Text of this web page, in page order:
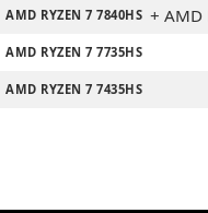
AMD RYZEN 7 7840HS + AMD
AMD RYZEN 7 7735HS
AMD RYZEN 7 7435HS